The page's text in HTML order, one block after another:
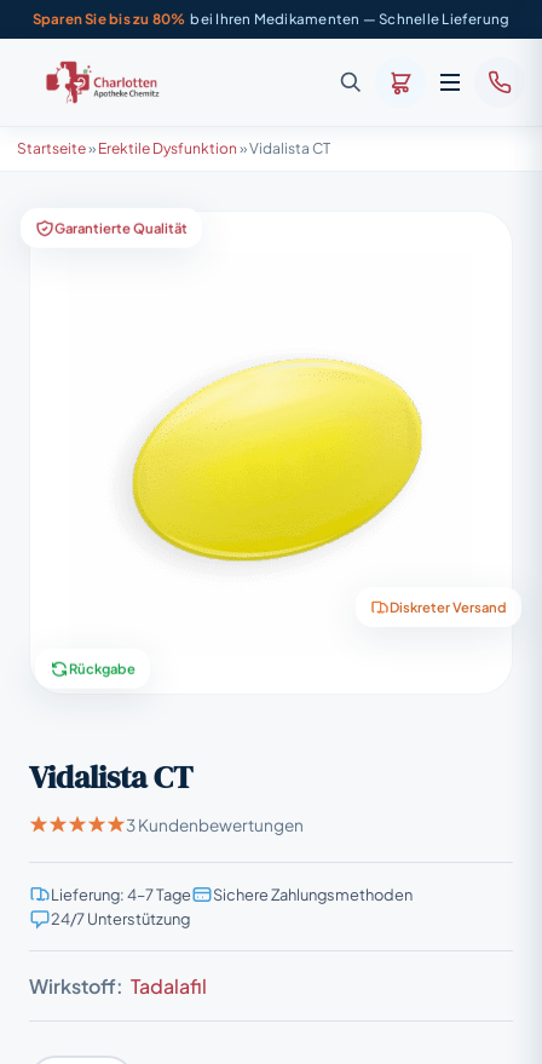
Sparen Sie bis zu 80% bei Ihren Medikamenten — Schnelle Lieferung
Startseite» Erektile Dysfunktion »Vidalista CT
Garantierte Qualität
Diskreter Versand
Rückgabe
Vidalista CT
3 Kundenbewertungen
Lieferung: 4–7 Tage
Sichere Zahlungsmethoden
24/7 Unterstützung
Wirkstoff: Tadalafil